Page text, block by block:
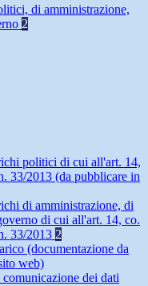
di amministrazione,
2
politici di cui all'art. 14,
33/2013 (da pubblicare in
di amministrazione, di
di cui all'art. 14, co.
33/2013 2
(documentazione da
web)
dei dati